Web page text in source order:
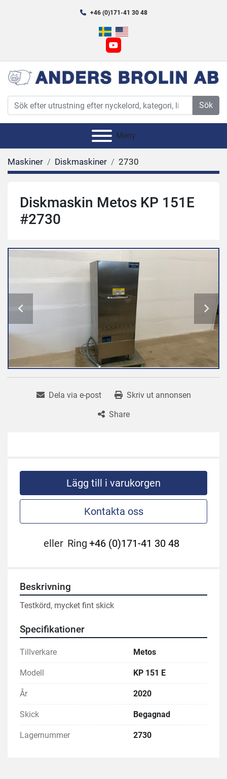
+46 (0)171-41 30 48
youtube
Sök
Meny
Maskiner Diskmaskiner 2730
Diskmaskin Metos KP 151E
#2730
Dela via e-post
Skriv ut annonsen
Share
Lägg till i varukorgen
Kontakta oss
eller Ring +46 (0)171-41 30 48
Beskrivning
Testkörd, mycket fint skick
Specifikationer
Tillverkare Metos
Modell KP 151 E
År 2020
Skick Begagnad
Lagernummer 2730